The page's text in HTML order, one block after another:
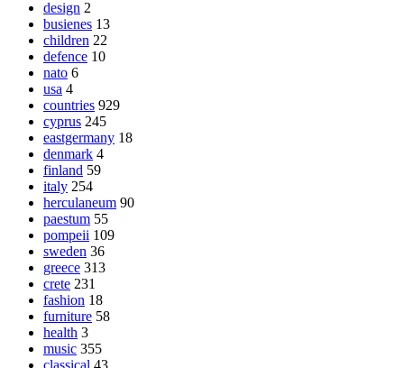
design 2
busienes 13
children 22
defence 10
nato 6
usa 4
countries 929
cyprus 245
eastgermany 18
denmark 4
finland 59
italy 254
herculaneum 90
paestum 55
pompeii 109
sweden 36
greece 313
crete 231
fashion 18
furniture 58
health 3
music 355